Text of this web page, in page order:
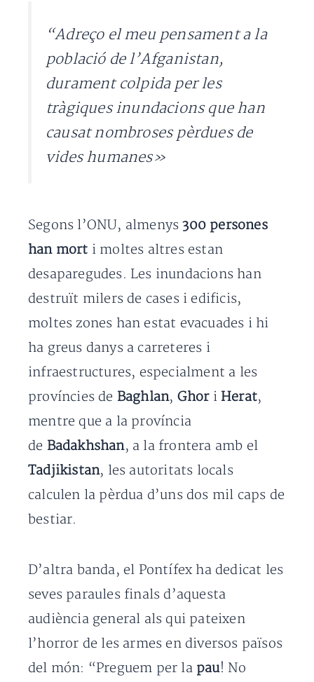
“Adreço el meu pensament a la
població de l’Afganistan,
durament colpida per les
tràgiques inundacions que han
causat nombroses pèrdues de
vides humanes»
Segons l’ONU, almenys300 persones
han mort i moltes altres estan
desaparegudes. Les inundacions han
destruït milers de cases i edificis,
moltes zones han estat evacuades i hi
ha greus danys a carreteres i
infraestructures, especialment a les
províncies de Baghlan, Ghor i Herat,
mentre que a la província
de Badakhshan, a la frontera amb el
Tadjikistan, les autoritats locals
calculen la pèrdua d’uns dos mil caps de
bestiar.
D’altra banda, el Pontífex ha dedicat les
seves paraules finals d’aquesta
audiència general als qui pateixen
l’horror de les armes en diversos països
del món: “Preguem per la pau! No